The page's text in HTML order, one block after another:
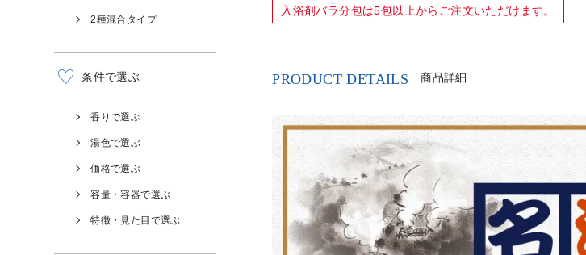
2種混合タイプ
条件で選ぶ
香りで選ぶ
湯色で選ぶ
価格で選ぶ
容量・容器で選ぶ
特徴・見た目で選ぶ
入浴剤バラ分包は5包以上からご注文いただけます。
PRODUCT DETAILS 商品詳細